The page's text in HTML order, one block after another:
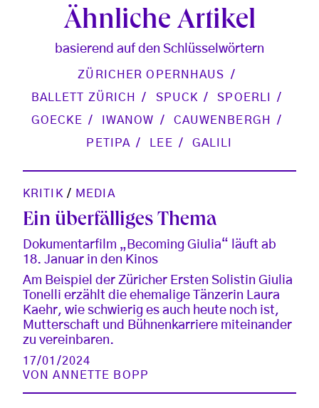
Ähnliche Artikel
basierend auf den Schlüsselwörtern
ZÜRICHER OPERNHAUS
BALLETT ZÜRICH
SPUCK
SPOERLI
GOECKE
IWANOW
CAUWENBERGH
PETIPA
LEE GALILI
KRITIK / MEDIA
Ein überfälliges Thema
Dokumentarfilm „Becoming Giulia“ läuft ab
18. Januar in den Kinos
Am Beispiel der Züricher Ersten Solistin Giulia
Tonelli erzählt die ehemalige Tänzerin Laura
Kaehr, wie schwierig es auch heute noch ist,
Mutterschaft und Bühnenkarriere miteinander
zu vereinbaren.
17/01/2024
VONANNETTE BOPP